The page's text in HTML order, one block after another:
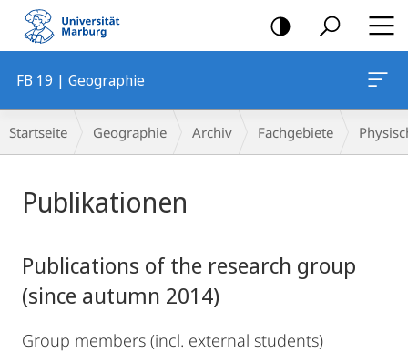
Mobile-
Navigation
FB 19 | Geographie
Breadcrumb-
Navigation
Startseite Geographie Archiv Fachgebiete
Publikationen
Publications of the research group
(since autumn 2014)
Group members (incl. external students)